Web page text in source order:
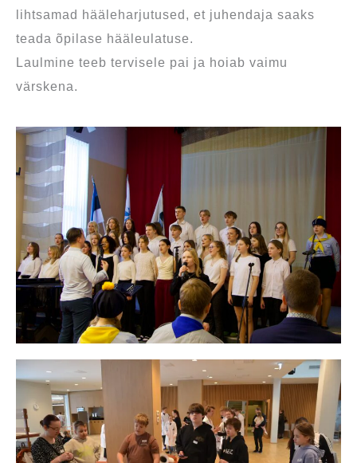
lihtsamad hääleharjutused, et juhendaja saaks
teada õpilase hääleulatuse.
Laulmine teeb tervisele pai ja hoiab vaimu
värskena.